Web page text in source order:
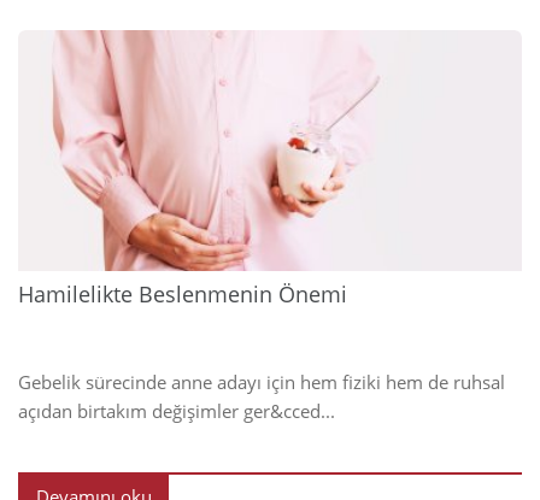
Hamilelikte Beslenmenin Önemi
Gebelik sürecinde anne adayı için hem fiziki hem de ruhsal
açıdan birtakım değişimler ger&cced...